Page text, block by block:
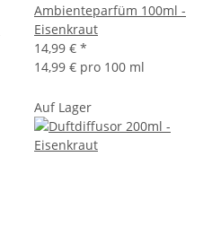
Ambienteparfüm 100ml -
Eisenkraut
14,99 € *
14,99 € pro 100 ml
Auf Lager